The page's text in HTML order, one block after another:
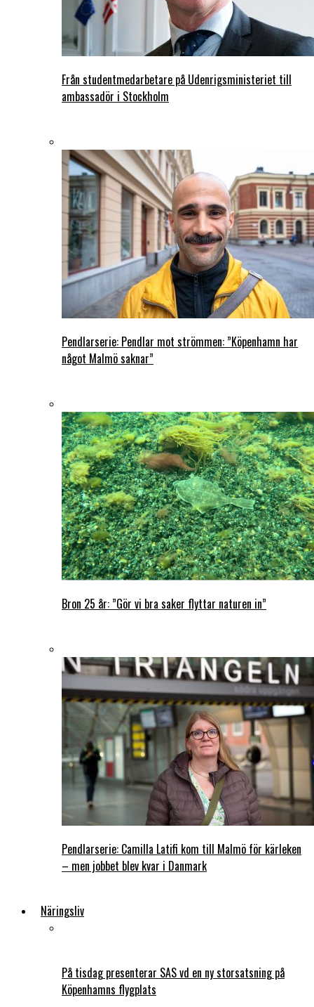
Från studentmedarbetare på Udenrigsministeriet till
ambassadör i Stockholm
Pendlarserie: Pendlar mot strömmen: ”Köpenhamn har
något Malmö saknar”
Bron 25 år: ”Gör vi bra saker flyttar naturen in”
Pendlarserie: Camilla Latifi kom till Malmö för kärleken
– men jobbet blev kvar i Danmark
Näringsliv
På tisdag presenterar SAS vd en ny storsatsning på
Köpenhamns flygplats